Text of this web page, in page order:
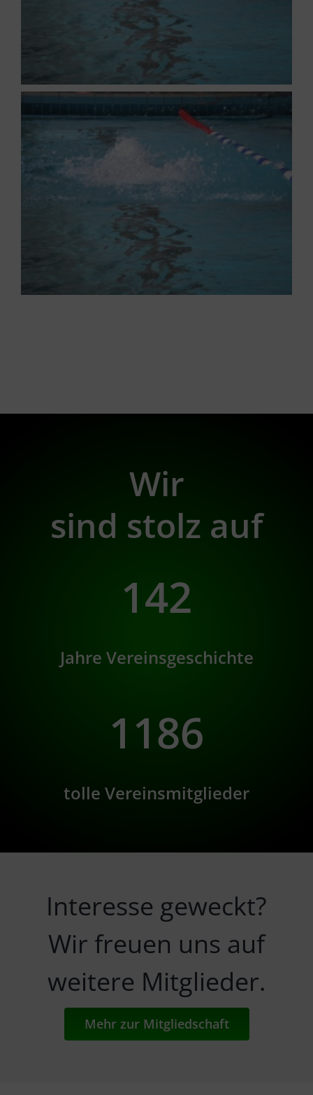
Wir
sind stolz auf
142
Jahre Vereinsgeschichte
1186
tolle Vereinsmitglieder
Interesse geweckt?
Wir freuen uns auf
weitere Mitglieder.
Mehr zur Mitgliedschaft